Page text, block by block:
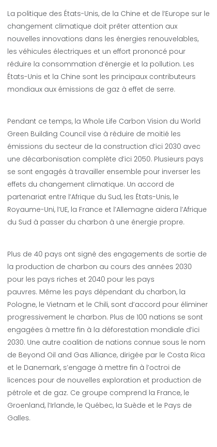
La politique des États-Unis, de la Chine et de l’Europe sur le
changement climatique doit prêter attention aux
nouvelles innovations dans les énergies renouvelables,
les véhicules électriques et un effort prononcé pour
réduire la consommation d’énergie et la pollution. Les
États-Unis et la Chine sont les principaux contributeurs
mondiaux aux émissions de gaz à effet de serre.
Pendant ce temps, la Whole Life Carbon Vision du World
Green Building Council vise à réduire de moitié les
émissions du secteur de la construction d’ici 2030 avec
une décarbonisation complète d’ici 2050. Plusieurs pays
se sont engagés à travailler ensemble pour inverser les
effets du changement climatique. Un accord de
partenariat entre l’Afrique du Sud, les États-Unis, le
Royaume-Uni, l’UE, la France et l’Allemagne aidera l’Afrique
du Sud à passer du charbon à une énergie propre.
Plus de 40 pays ont signé des engagements de sortie de
la production de charbon au cours des années 2030
pour les pays riches et 2040 pour les pays
pauvres. Même les pays dépendant du charbon, la
Pologne, le Vietnam et le Chili, sont d’accord pour éliminer
progressivement le charbon. Plus de 100 nations se sont
engagées à mettre fin à la déforestation mondiale d’ici
2030. Une autre coalition de nations connue sous le nom
de Beyond Oil and Gas Alliance, dirigée par le Costa Rica
et le Danemark, s’engage à mettre fin à l’octroi de
licences pour de nouvelles exploration et production de
pétrole et de gaz. Ce groupe comprend la France, le
Groenland, l’Irlande, le Québec, la Suède et le Pays de
Galles.